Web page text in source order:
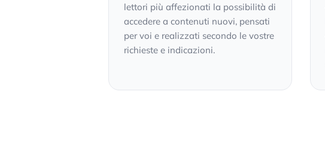
lettori più affezionati la possibilità di
accedere a contenuti nuovi, pensati
per voi e realizzati secondo le vostre
richieste e indicazioni.